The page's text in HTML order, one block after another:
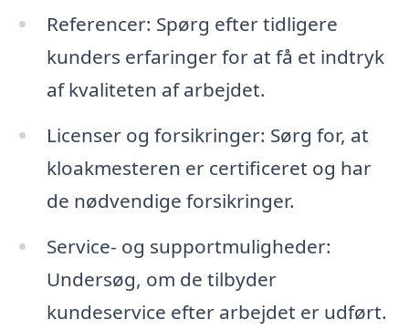
Referencer: Spørg efter tidligere
kunders erfaringer for at få et indtryk
af kvaliteten af arbejdet.
Licenser og forsikringer: Sørg for, at
kloakmesteren er certificeret og har
de nødvendige forsikringer.
Service- og supportmuligheder:
Undersøg, om de tilbyder
kundeservice efter arbejdet er udført.